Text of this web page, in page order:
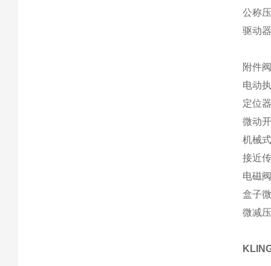
公称
驱动
附件
电动
定位
微动
机械
接近
电磁
盒子
微减